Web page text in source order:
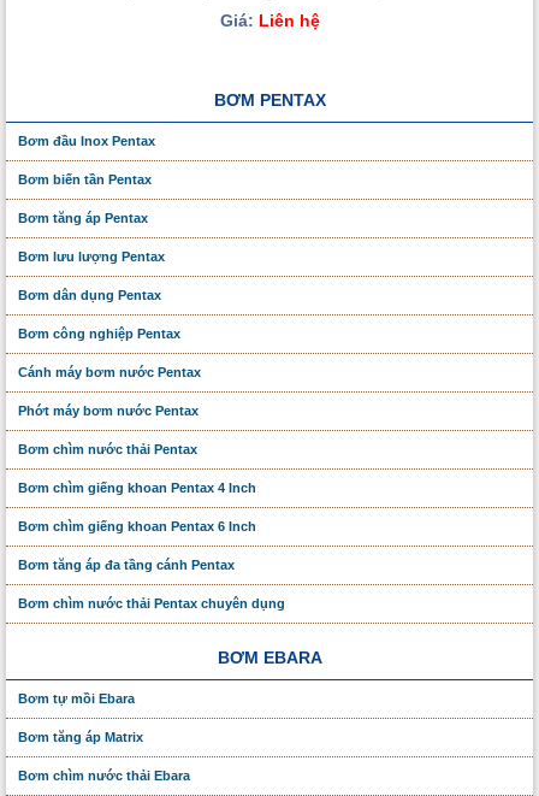
Giá: Liên hệ
BƠM PENTAX
Bơm đầu Inox Pentax
Bơm biến tần Pentax
Bơm tăng áp Pentax
Bơm lưu lượng Pentax
Bơm dân dụng Pentax
Bơm công nghiệp Pentax
Cánh máy bơm nước Pentax
Phớt máy bơm nước Pentax
Bơm chìm nước thải Pentax
Bơm chìm giếng khoan Pentax 4 Inch
Bơm chìm giếng khoan Pentax 6 Inch
Bơm tăng áp đa tầng cánh Pentax
Bơm chìm nước thải Pentax chuyên dụng
BƠM EBARA
Bơm tự mồi Ebara
Bơm tăng áp Matrix
Bơm chìm nước thải Ebara